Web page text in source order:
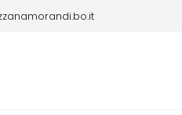
6730335 orario 8.00-13.30